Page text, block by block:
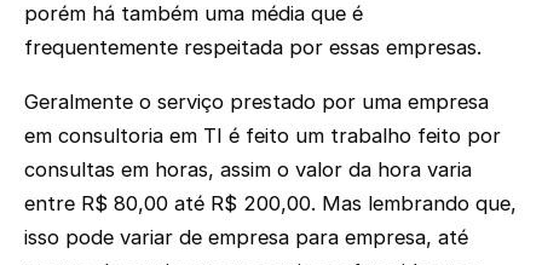
porém há também uma média que é
frequentemente respeitada por essas empresas.
Geralmente o serviço prestado por uma empresa
em consultoria em TI é feito um trabalho feito por
consultas em horas, assim o valor da hora varia
entre R$ 80,00 até R$ 200,00. Mas lembrando que,
isso pode variar de empresa para empresa, até